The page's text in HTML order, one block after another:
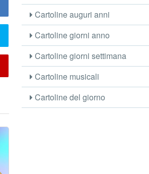
Cartoline auguri anni
Cartoline giorni anno
Cartoline giorni settimana
Cartoline musicali
Cartoline del giorno